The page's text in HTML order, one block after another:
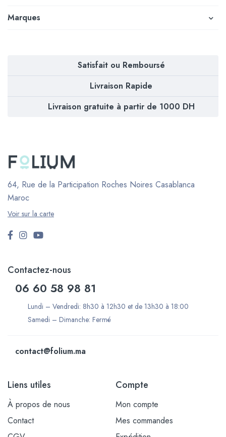
Marques
Satisfait ou Remboursé
Livraison Rapide
Livraison gratuite à partir de 1000 DH
64, Rue de la Participation Roches Noires Casablanca
Maroc
Voir sur la carte
Contactez-nous
06 60 58 98 81
Lundi – Vendredi: 8h30 à 12h30 et de 13h30 à 18:00
Samedi – Dimanche: Fermé
contact@folium.ma
Liens utiles
À propos de nous
Contact
Compte
Mon compte
Mes commandes